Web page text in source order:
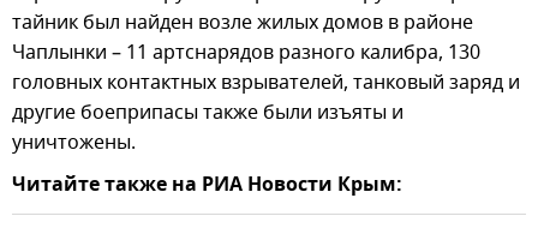
тайник был найден возле жилых домов в районе
Чаплынки – 11 артснарядов разного калибра, 130
головных контактных взрывателей, танковый заряд и
другие боеприпасы также были изъяты и
уничтожены.
Читайте также на РИА Новости Крым: